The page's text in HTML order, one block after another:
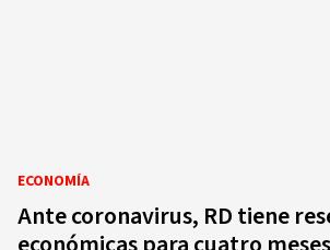
ECONOMÍA
Ante coronavirus, RD tiene